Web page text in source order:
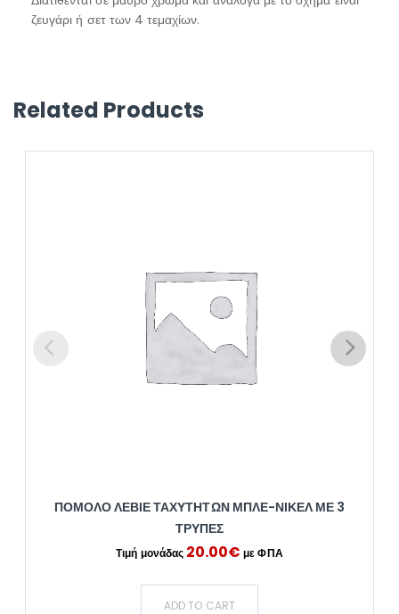
ζευγάρι ή σετ των 4 τεμαχίων.
Related Products
ΠΌΜΟΛΟ ΛΕΒΙΈ ΤΑΧΥΤΉΤΩΝ ΜΠΛΕ-ΝΊΚΕΛ ΜΕ 3
ΤΡΎΠΕΣ
20.00€
ADD TO CART